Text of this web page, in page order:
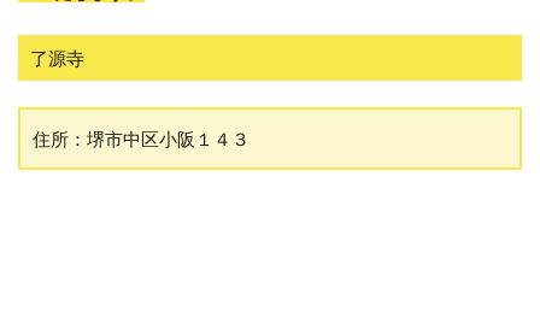
了源寺
住所：堺市中区小阪１４３